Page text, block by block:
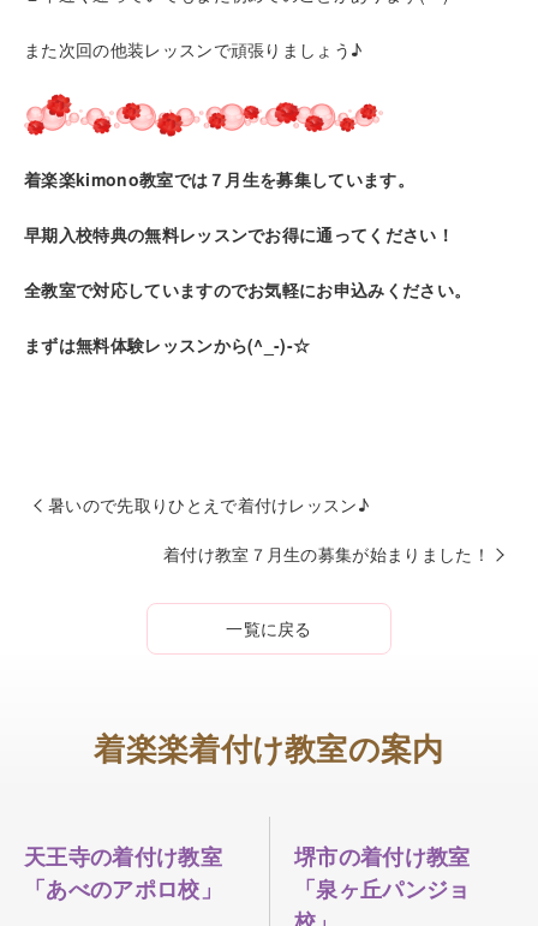
また次回の他装レッスンで頑張りましょう♪
着楽楽kimono教室では７月生を募集しています。
早期入校特典の無料レッスンでお得に通ってください！
全教室で対応していますのでお気軽にお申込みください。
まずは無料体験レッスンから(^_-)-☆
暑いので先取りひとえで着付けレッスン♪
着付け教室７月生の募集が始まりました！
一覧に戻る
着楽楽着付け教室の案内
天王寺の着付け教室
「あべのアポロ校」
堺市の着付け教室
「泉ヶ丘パンジョ